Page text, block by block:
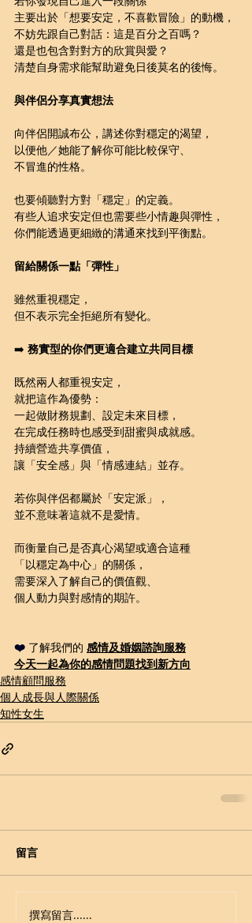
主要出於「想要安定，不喜歡冒險」的動機，
不妨先跟自己對話：這是百分之百嗎？
還是也包含對對方的欣賞與愛？
清楚自身需求能幫助避免日後莫名的後悔。
與伴侶分享真實想法
向伴侶開誠布公，講述你對穩定的渴望，
以便他／她能了解你可能比較保守、
不冒進的性格。
也要傾聽對方對「穩定」的定義。
有些人追求安定但也需要些小情趣與彈性，
你們能透過更細緻的溝通來找到平衡點。
留給關係一點「彈性」
雖然重視穩定，
但不表示完全拒絕所有變化。
➡️ 務實型的你們更適合建立共同目標
既然兩人都重視安定，
就把這作為優勢：
一起做財務規劃、設定未來目標，
在完成任務時也感受到甜蜜與成就感。
持續營造共享價值，
讓「安全感」與「情感連結」並存。
若你與伴侶都屬於「安定派」，
並不意味著這就不是愛情。
而衡量自己是否真心渴望或適合這種
「以穩定為中心」的關係，
需要深入了解自己的價值觀、
個人動力與對感情的期許。
❤️ 了解我們的 感情及婚姻諮詢服務
今天一起為你的感情問題找到新方向
感情顧問服務
個人成長與人際關係
知性女生
留言
撰寫留言......